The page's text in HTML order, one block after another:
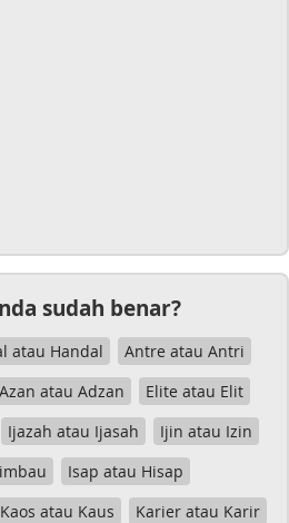
sudah benar?
atau Handal
Antre atau Antri
Azan atau Adzan
Elite atau Elit
Ijazah atau Ijasah
Ijin atau Izin
Isap atau Hisap
Kaos atau Kaus
Karier atau Karir